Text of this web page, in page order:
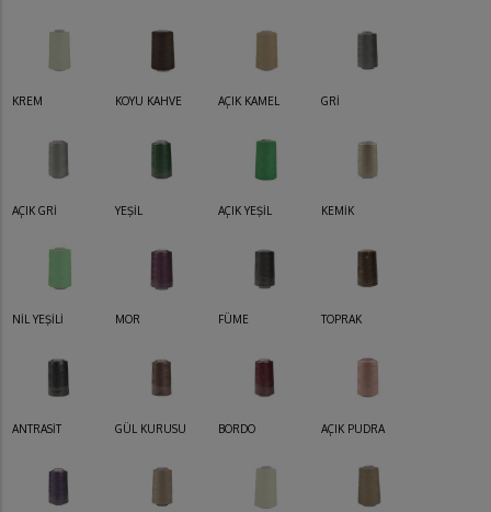
KREM KOYU KAHVE AÇIK KAMEL GRİ
AÇIK GRİ YEŞİL AÇIK YEŞİL KEMİK
NİL YEŞİLİ MOR FÜME TOPRAK
ANTRASİT GÜL KURUSU BORDO AÇIK PUDRA